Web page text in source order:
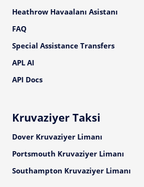
Heathrow Havaalanı Asistanı
FAQ
Special Assistance Transfers
APL AI
API Docs
Kruvaziyer Taksi
Dover Kruvaziyer Limanı
Portsmouth Kruvaziyer Limanı
Southampton Kruvaziyer Limanı